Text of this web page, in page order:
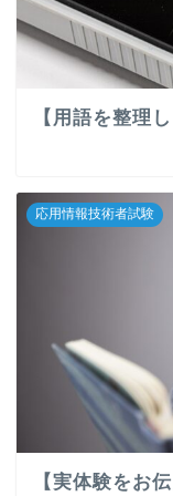
【用語を整理
応用情報技術者試験
【実体験をお